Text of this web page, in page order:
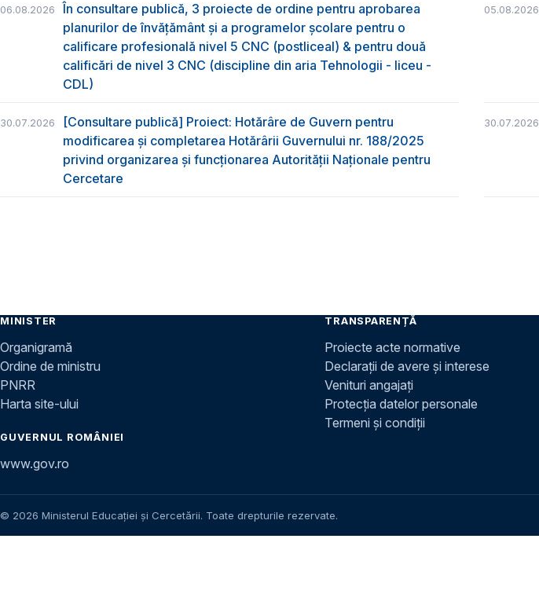
06.08.2026
În consultare publică, 3 proiecte de ordine pentru aprobarea
planurilor de învățământ și a programelor școlare pentru o
calificare profesională nivel 5 CNC (postliceal) & pentru două
calificări de nivel 3 CNC (discipline din aria Tehnologii - liceu -
CDL)
05.08.2026
30.07.2026
[Consultare publică] Proiect: Hotărâre de Guvern pentru
modificarea și completarea Hotărârii Guvernului nr. 188/2025
privind organizarea şi funcţionarea Autorităţii Naţionale pentru
Cercetare
30.07.2026
MINISTER
Organigramă
Ordine de ministru
PNRR
Harta site-ului
GUVERNUL ROMÂNIEI
www.gov.ro
TRANSPARENȚĂ
Proiecte acte normative
Declarații de avere și interese
Venituri angajați
Protecția datelor personale
Termeni și condiții
© 2026 Ministerul Educației și Cercetării. Toate drepturile rezervate.